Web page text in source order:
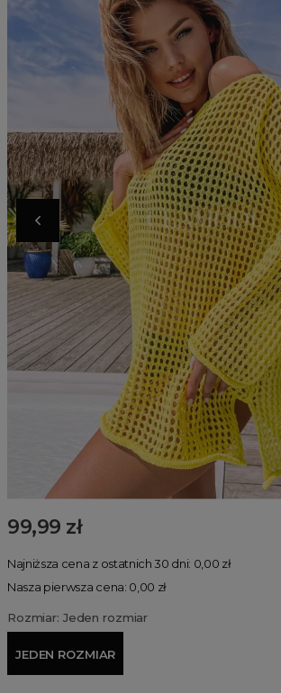
99,99 zł
Najniższa cena z ostatnich 30 dni: 0,00 zł
Nasza pierwsza cena: 0,00 zł
Rozmiar: Jeden rozmiar
JEDEN ROZMIAR